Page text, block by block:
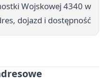
Wojskowej 4340 w
dojazd i dostępność